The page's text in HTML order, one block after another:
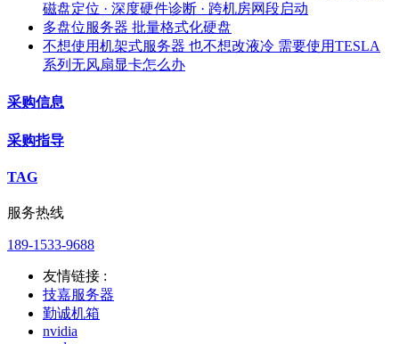
磁盘定位 · 深度硬件诊断 · 跨机房网段启动
多盘位服务器 批量格式化硬盘
不想使用机架式服务器 也不想改液冷 需要使用TESLA
系列无风扇显卡怎么办
采购信息
采购指导
TAG
服务热线
189-1533-9688
友情链接 :
技嘉服务器
勤诚机箱
nvidia